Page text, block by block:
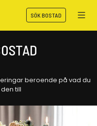
SÖK BOSTAD
beroende på vad du
till